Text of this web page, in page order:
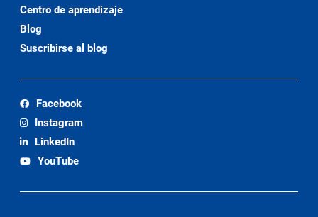
Centro de aprendizaje
Blog
Suscribirse al blog
Facebook
Instagram
LinkedIn
YouTube